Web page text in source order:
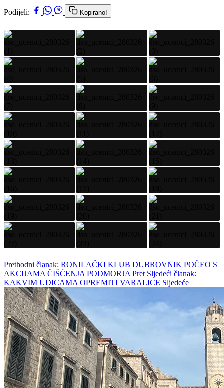
Podijeli: Kopirano!
Prethodni članak: RONILAČKI KLUB DUBROVNIK POČEO S
AKCIJAMA ČIŠĆENJA PODMORJA Pret Sljedeći članak:
KAKVIM UDICAMA OPREMITI VARALICE Sljedeće